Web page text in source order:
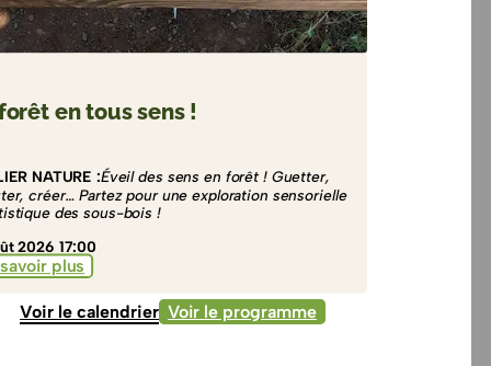
en tous sens !
NATURE :Éveil des sens en forêt ! Guetter,
créer… Partez pour une exploration sensorielle
des sous-bois !
2026 17:00
plus
Voir le calendrier Voir le programme